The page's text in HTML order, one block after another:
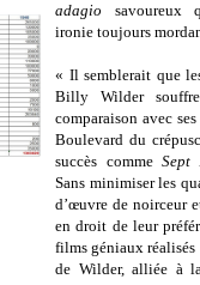
adagio savoureux
ironie toujours
« Il semblerait que
Billy Wilder
comparaison avec
Boulevard du
succès commeSept
Sans minimiser les
d’œuvre de noirceur
en droit de leur
films géniaux réalisés
de Wilder, alliée à